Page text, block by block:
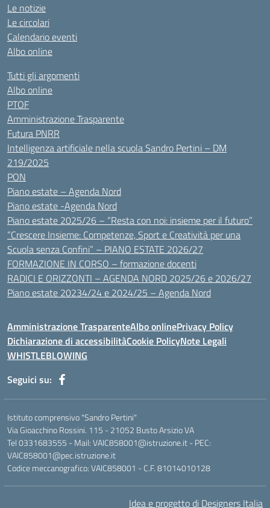
Le notizie
Le circolari
Calendario eventi
Albo online
Tutti gli argomenti
Albo online
PTOF
Amministrazione Trasparente
Futura PNRR
Intelligenza artificiale nella scuola Sandro Pertini – DM
219/2025
PON
Piano estate – Agenda Nord
Piano estate -Agenda Nord
Piano estate 2025/26 – “Resta con noi: insieme per il futuro”
“Crescere Insieme: Competenze, Sport e Creatività per una
Scuola senza Confini” – PIANO ESTATE 2026/27
FORMAZIONE IN CORSO – formazione docenti
RADICI E ORIZZONTI – AGENDA NORD 2025/26 e 2026/27
Piano estate 20234/24 e 2024/25 – Agenda Nord
Amministrazione TrasparenteAlbo onlinePrivacy Policy
Dichiarazione di accessibilitàCookie PolicyNote Legali
WHISTLEBLOWING
Seguici su:
Istituto comprensivo "Sandro Pertini"
Via Gioacchino Rossini. 115 - 21052 Busto Arsizio VA
Tel 0331683555 - Mail: VAIC858001@istruzione.it - PEC:
VAIC858001@pec.istruzione.it
Codice meccanografico: VAIC858001 - C.F. 81014010128
Idea e progetto di Designers Italia